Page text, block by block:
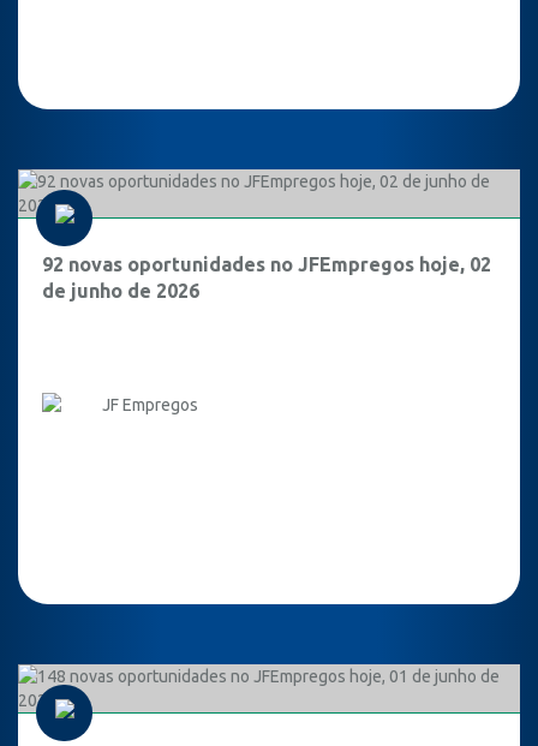
92 novas oportunidades no JFEmpregos hoje, 02
de junho de 2026
JF Empregos